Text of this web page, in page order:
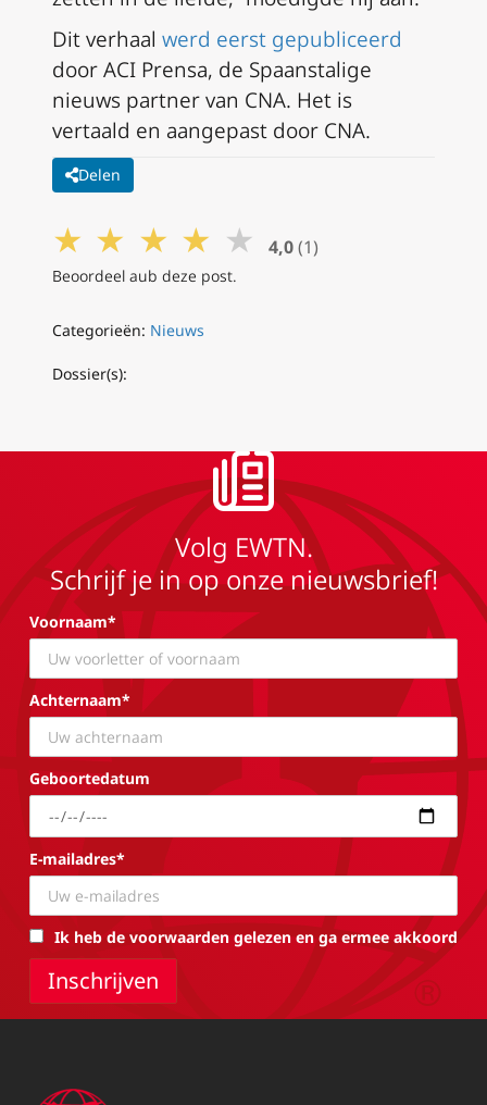
Dit verhaal werd eerst gepubliceerd
door ACI Prensa, de Spaanstalige
nieuws partner van CNA. Het is
vertaald en aangepast door CNA.
Delen
★ ★ ★ ★ ★ 4,0 (1)
Beoordeel aub deze post.
Categorieën: Nieuws
Dossier(s):
Volg EWTN.
Schrijf je in op onze nieuwsbrief!
Voornaam*
Achternaam*
Geboortedatum
E-mailadres*
Ik heb de voorwaarden gelezen en ga ermee akkoord